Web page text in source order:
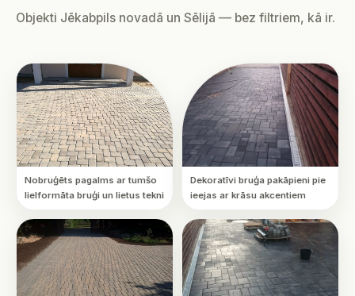
Objekti Jēkabpils novadā un Sēlijā — bez filtriem, kā ir.
Nobruģēts pagalms ar tumšo
lielformāta bruģi un lietus tekni
Dekoratīvi bruģa pakāpieni pie
ieejas ar krāsu akcentiem